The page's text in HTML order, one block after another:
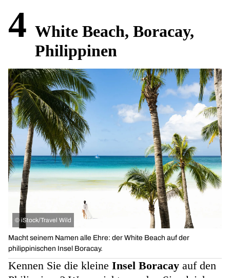
4 White Beach, Boracay,
Philippinen
© iStock/Travel Wild
Macht seinem Namen alle Ehre: der White Beach auf der
philippinischen Insel Boracay.
Kennen Sie die kleine Insel Boracay auf den